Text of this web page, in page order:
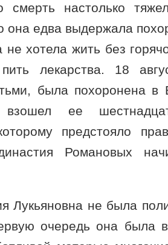
смерть настолько
она едва выдержала
хотела жить без
пить лекарства. 18
была похоронена в
ее
предстояло
Романовых
Лукьяновна не была
очередь она была